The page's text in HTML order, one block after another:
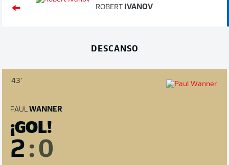
ROBERT IVANOV
DESCANSO
43'
PAUL WANNER
¡GOL!
2 :0